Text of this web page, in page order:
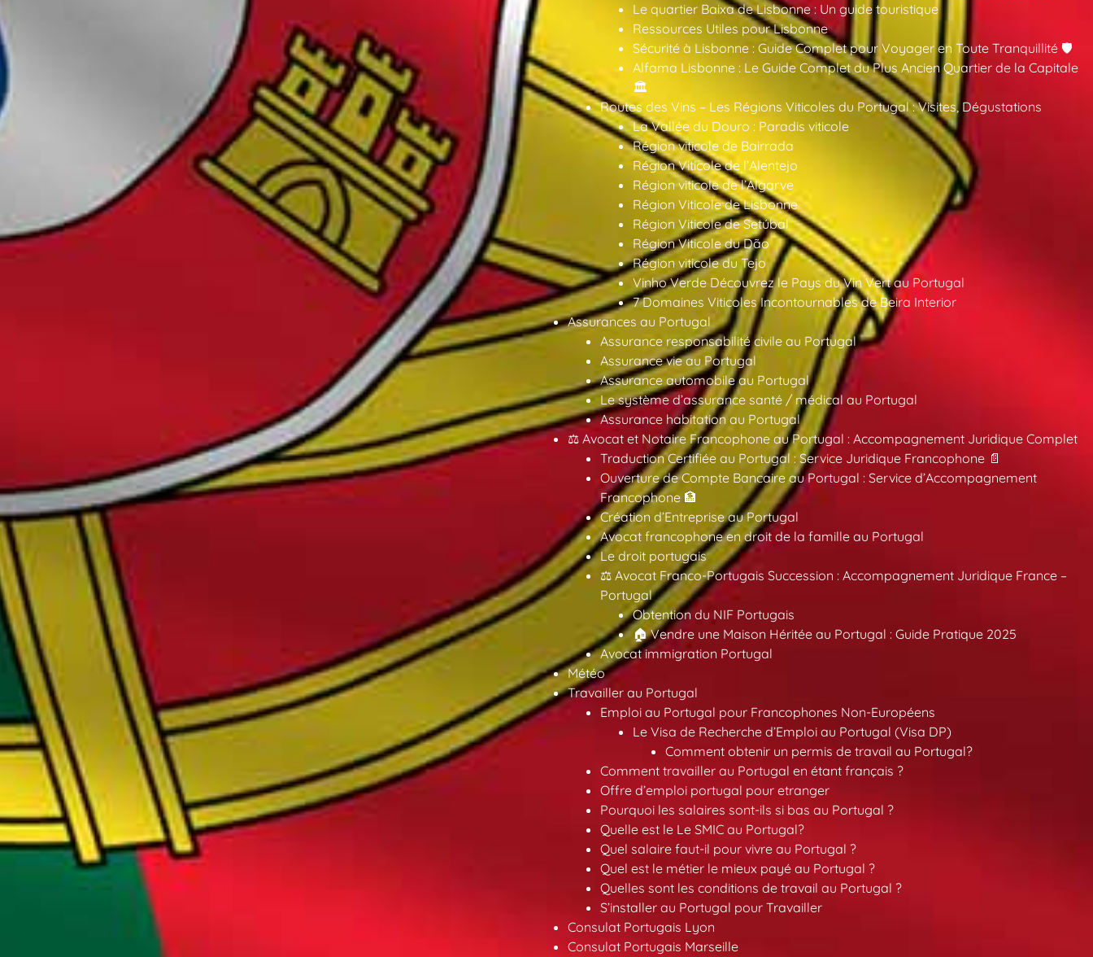
Le quartier Baixa de Lisbonne : Un guide touristique
Ressources Utiles pour Lisbonne
Sécurité à Lisbonne : Guide Complet pour Voyager en Toute Tranquillité 🛡️
Alfama Lisbonne : Le Guide Complet du Plus Ancien Quartier de la Capitale
🏛️
Routes des Vins – Les Régions Viticoles du Portugal : Visites, Dégustations
La Vallée du Douro : Paradis viticole
Région viticole de Bairrada
Région Viticole de l’Alentejo
Région viticole de l’Algarve
Région Viticole de Lisbonne
Région Viticole de Setúbal
Région Viticole du Dão
Région viticole du Tejo
Vinho Verde Découvrez le Pays du Vin Vert au Portugal
7 Domaines Viticoles Incontournables de Beira Interior
Assurances au Portugal
Assurance responsabilité civile au Portugal
Assurance vie au Portugal
Assurance automobile au Portugal
Le système d’assurance santé / médical au Portugal
Assurance habitation au Portugal
⚖️ Avocat et Notaire Francophone au Portugal : Accompagnement Juridique Complet
Traduction Certifiée au Portugal : Service Juridique Francophone 📄
Ouverture de Compte Bancaire au Portugal : Service d’Accompagnement
Francophone 🏦
Création d’Entreprise au Portugal
Avocat francophone en droit de la famille au Portugal
Le droit portugais
⚖️ Avocat Franco-Portugais Succession : Accompagnement Juridique France –
Portugal
Obtention du NIF Portugais
🏠 Vendre une Maison Héritée au Portugal : Guide Pratique 2025
Avocat immigration Portugal
Météo
Travailler au Portugal
Emploi au Portugal pour Francophones Non-Européens
Le Visa de Recherche d’Emploi au Portugal (Visa DP)
Comment obtenir un permis de travail au Portugal?
Comment travailler au Portugal en étant français ?
Offre d’emploi portugal pour etranger
Pourquoi les salaires sont-ils si bas au Portugal ?
Quelle est le Le SMIC au Portugal?
Quel salaire faut-il pour vivre au Portugal ?
Quel est le métier le mieux payé au Portugal ?
Quelles sont les conditions de travail au Portugal ?
S’installer au Portugal pour Travailler
Consulat Portugais Lyon
Consulat Portugais Marseille